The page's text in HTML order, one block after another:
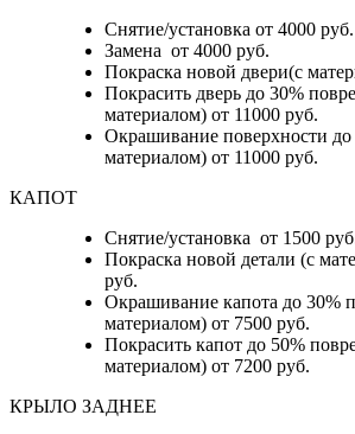
Снятие/установка от 4000 руб.
Замена от 4000 руб.
Покраска новой двери(с
Покрасить дверь до 30%
материалом) от 11000 руб.
Окрашивание поверхности
материалом) от 11000 руб.
КАПОТ
Снятие/установка от 1500
Покраска новой детали (с
руб.
Окрашивание капота до 30%
материалом) от 7500 руб.
Покрасить капот до 50%
материалом) от 7200 руб.
КРЫЛО ЗАДНЕЕ